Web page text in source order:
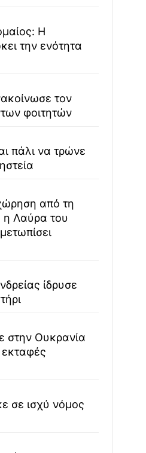
Η
την ενότητα
τον
φοιτητών
πάλι να τρώνε
από τη
Λαύρα του
ίδρυσε
στην Ουκρανία
σε ισχύ νόμος